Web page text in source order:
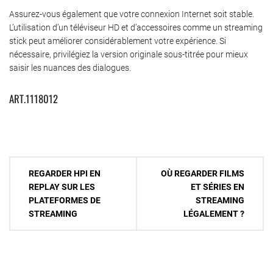
Assurez-vous également que votre connexion Internet soit stable.
L’utilisation d’un téléviseur HD et d’accessoires comme un streaming
stick peut améliorer considérablement votre expérience. Si
nécessaire, privilégiez la version originale sous-titrée pour mieux
saisir les nuances des dialogues.
ART.1118012
Navigation
l’article
REGARDER HPI EN
REPLAY SUR LES
PLATEFORMES DE
STREAMING
OÙ REGARDER FILMS
ET SÉRIES EN
STREAMING
LÉGALEMENT ?